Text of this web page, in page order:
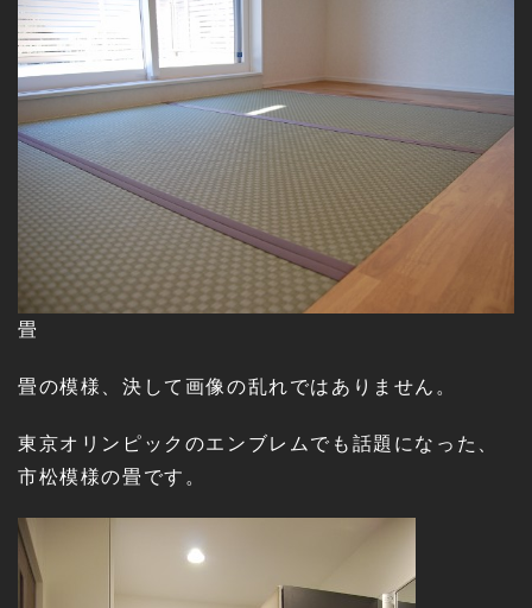
畳
畳の模様、決して画像の乱れではありません。
東京オリンピックのエンブレムでも話題になった、
市松模様の畳です。